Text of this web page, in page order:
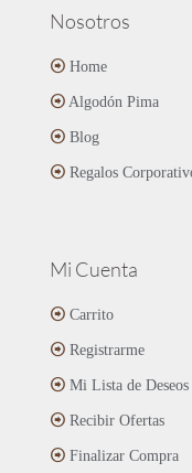
Nosotros
Home
Algodón Pima
Blog
Regalos
Mi Cuenta
Carrito
Registrarme
Mi Lista de Deseos
Recibir Ofertas
Finalizar Compra